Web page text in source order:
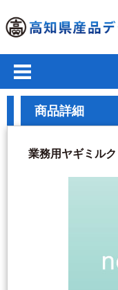
商品詳細
業務用ヤギミルク